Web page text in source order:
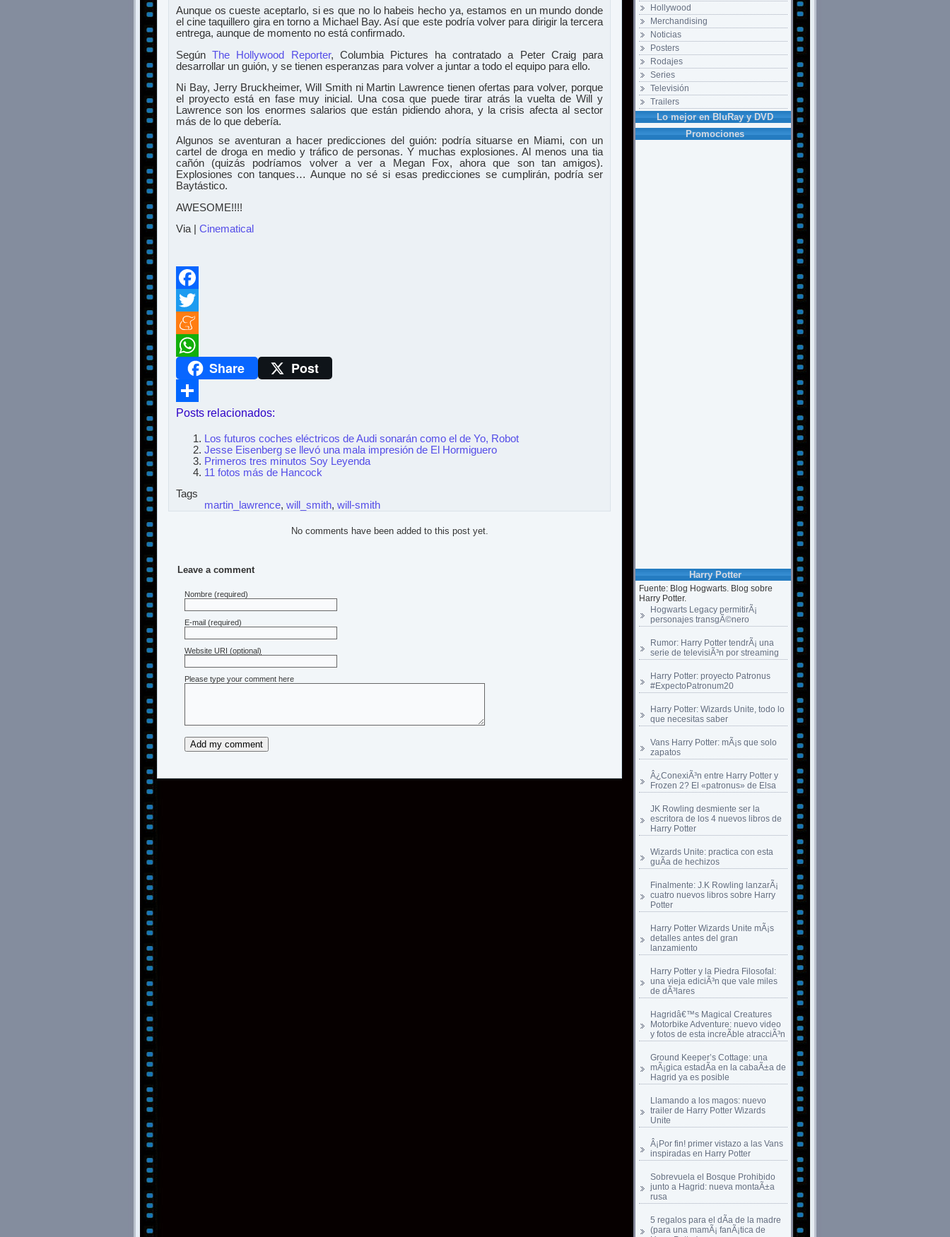
Hollywood
Merchandising
Noticias
Posters
Rodajes
Series
Televisión
Trailers
Lo mejor en BluRay y DVD
Promociones
Harry Potter
Fuente: Blog Hogwarts. Blog sobre
Harry Potter.
Hogwarts Legacy permitirÃ¡
personajes transgÃ©nero
Rumor: Harry Potter tendrÃ¡ una
serie de televisiÃ³n por streaming
Harry Potter: proyecto Patronus
#ExpectoPatronum20
Harry Potter: Wizards Unite, todo lo
que necesitas saber
Vans Harry Potter: mÃ¡s que solo
zapatos
Â¿ConexiÃ³n entre Harry Potter y
Frozen 2? El «patronus» de Elsa
JK Rowling desmiente ser la
escritora de los 4 nuevos libros de
Harry Potter
Wizards Unite: practica con esta
guÃ­a de hechizos
Finalmente: J.K Rowling lanzarÃ¡
cuatro nuevos libros sobre Harry
Potter
Harry Potter Wizards Unite mÃ¡s
detalles antes del gran
lanzamiento
Harry Potter y la Piedra Filosofal:
una vieja ediciÃ³n que vale miles
de dÃ³lares
Hagridâ€™s Magical Creatures
Motorbike Adventure: nuevo video
y fotos de esta increÃ­ble atracciÃ³n
Ground Keeper’s Cottage: una
mÃ¡gica estadÃ­a en la cabaÃ±a de
Hagrid ya es posible
Llamando a los magos: nuevo
trailer de Harry Potter Wizards
Unite
Â¡Por fin! primer vistazo a las Vans
inspiradas en Harry Potter
Sobrevuela el Bosque Prohibido
junto a Hagrid: nueva montaÃ±a
rusa
5 regalos para el dÃ­a de la madre
(para una mamÃ¡ fanÃ¡tica de
Aunque os cueste aceptarlo, si es que no lo habeis hecho ya, estamos en un mundo donde
el cine taquillero gira en torno a Michael Bay. Así que este podría volver para dirigir la tercera
entrega, aunque de momento no está confirmado.
SegúnThe Hollywood Reporter, Columbia Pictures ha contratado a Peter Craig para
desarrollar un guión, y se tienen esperanzas para volver a juntar a todo el equipo para ello.
Ni Bay, Jerry Bruckheimer, Will Smith ni Martin Lawrence tienen ofertas para volver, porque
el proyecto está en fase muy inicial. Una cosa que puede tirar atrás la vuelta de Will y
Lawrence son los enormes salarios que están pidiendo ahora, y la crisis afecta al sector
más de lo que debería.
Algunos se aventuran a hacer predicciones del guión: podría situarse en Miami, con un
cartel de droga en medio y tráfico de personas. Y muchas explosiones. Al menos una tia
cañón (quizás podríamos volver a ver a Megan Fox, ahora que son tan amigos).
Explosiones con tanques… Aunque no sé si esas predicciones se cumplirán, podría ser
Baytástico.
AWESOME!!!!
Via | Cinematical
Facebook
Twitter
Meneame
WhatsAppShare Post
Compartir
Posts relacionados:
Los futuros coches eléctricos de Audi sonarán como el de Yo, Robot
Jesse Eisenberg se llevó una mala impresión de El Hormiguero
Primeros tres minutos Soy Leyenda
11 fotos más de Hancock
Tags
martin_lawrence, will_smith, will-smith
No comments have been added to this post yet.
Leave a comment
Nombre (required)
E-mail (required)
Website URI (optional)
Please type your comment here